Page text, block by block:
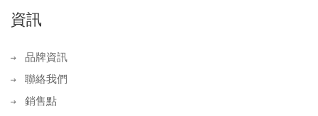
資訊
品牌資訊
聯絡我們
銷售點